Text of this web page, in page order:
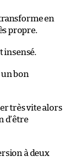
en
propre.
insensé.
bon
très vite alors
d’être
à deux